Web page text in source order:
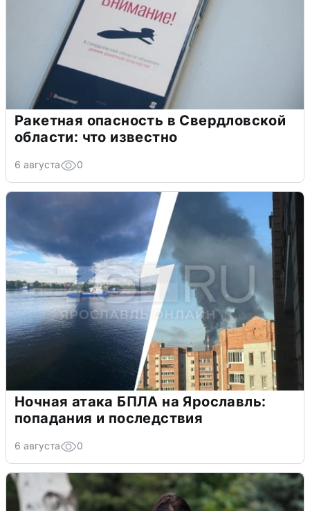
Ракетная опасность в Свердловской
области: что известно
6 августа 0
Ночная атака БПЛА на Ярославль:
попадания и последствия
6 августа 0